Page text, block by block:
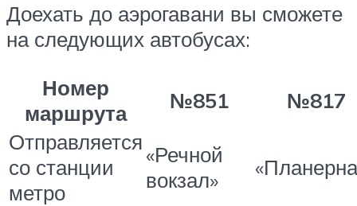
Доехать до аэрогавани вы сможете
на следующих автобусах:
Номер
маршрута
№851
№817
Отправляется
со станции
метро
«Речной
вокзал»